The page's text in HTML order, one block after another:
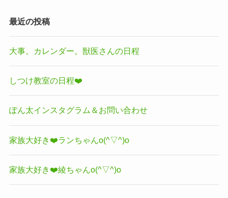
最近の投稿
大事。カレンダー。獣医さんの日程
しつけ教室の日程❤️
ぽん太インスタグラム＆お問い合わせ
家族大好き❤️ランちゃんo(^▽^)o
家族大好き❤️綾ちゃんo(^▽^)o